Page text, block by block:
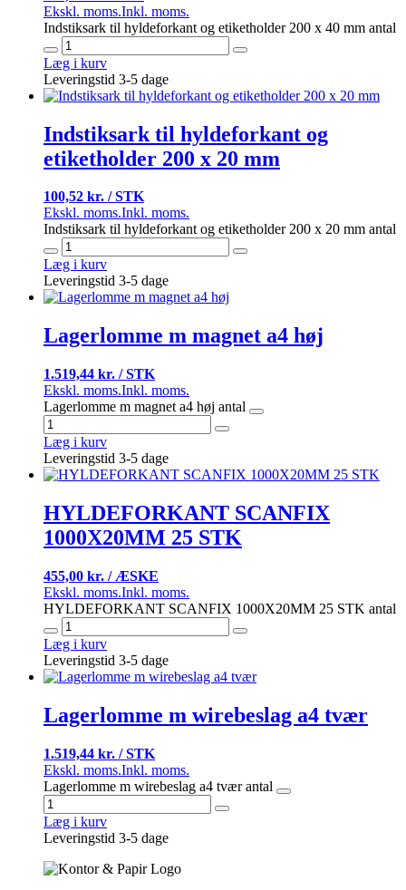
Ekskl. moms.Inkl. moms.
Indstiksark til hyldeforkant og etiketholder 200 x 40 mm antal
Læg i kurv
Leveringstid 3-5 dage
Indstiksark til hyldeforkant og
etiketholder 200 x 20 mm
100,52 kr. / STK
Ekskl. moms.Inkl. moms.
Indstiksark til hyldeforkant og etiketholder 200 x 20 mm antal
Læg i kurv
Leveringstid 3-5 dage
Lagerlomme m magnet a4 høj
1.519,44 kr. / STK
Ekskl. moms.Inkl. moms.
Lagerlomme m magnet a4 høj antal
Læg i kurv
Leveringstid 3-5 dage
HYLDEFORKANT SCANFIX
1000X20MM 25 STK
455,00 kr. / ÆSKE
Ekskl. moms.Inkl. moms.
HYLDEFORKANT SCANFIX 1000X20MM 25 STK antal
Læg i kurv
Leveringstid 3-5 dage
Lagerlomme m wirebeslag a4 tvær
1.519,44 kr. / STK
Ekskl. moms.Inkl. moms.
Lagerlomme m wirebeslag a4 tvær antal
Læg i kurv
Leveringstid 3-5 dage